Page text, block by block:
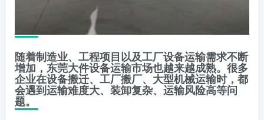
随着制造业、工程项目以及工厂设备运输需求不断
增加，东莞大件设备运输市场也越来越成熟。很多
企业在设备搬迁、工厂搬厂、大型机械运输时，都
会遇到运输难度大、装卸复杂、运输风险高等问
题。